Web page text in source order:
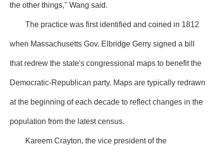
the other things," Wang said.
The practice was first identified and coined in 1812
when Massachusetts Gov. Elbridge Gerry signed a bill
that redrew the state's congressional maps to benefit the
Democratic-Republican party. Maps are typically redrawn
at the beginning of each decade to reflect changes in the
population from the latest census.
Kareem Crayton, the vice president of the